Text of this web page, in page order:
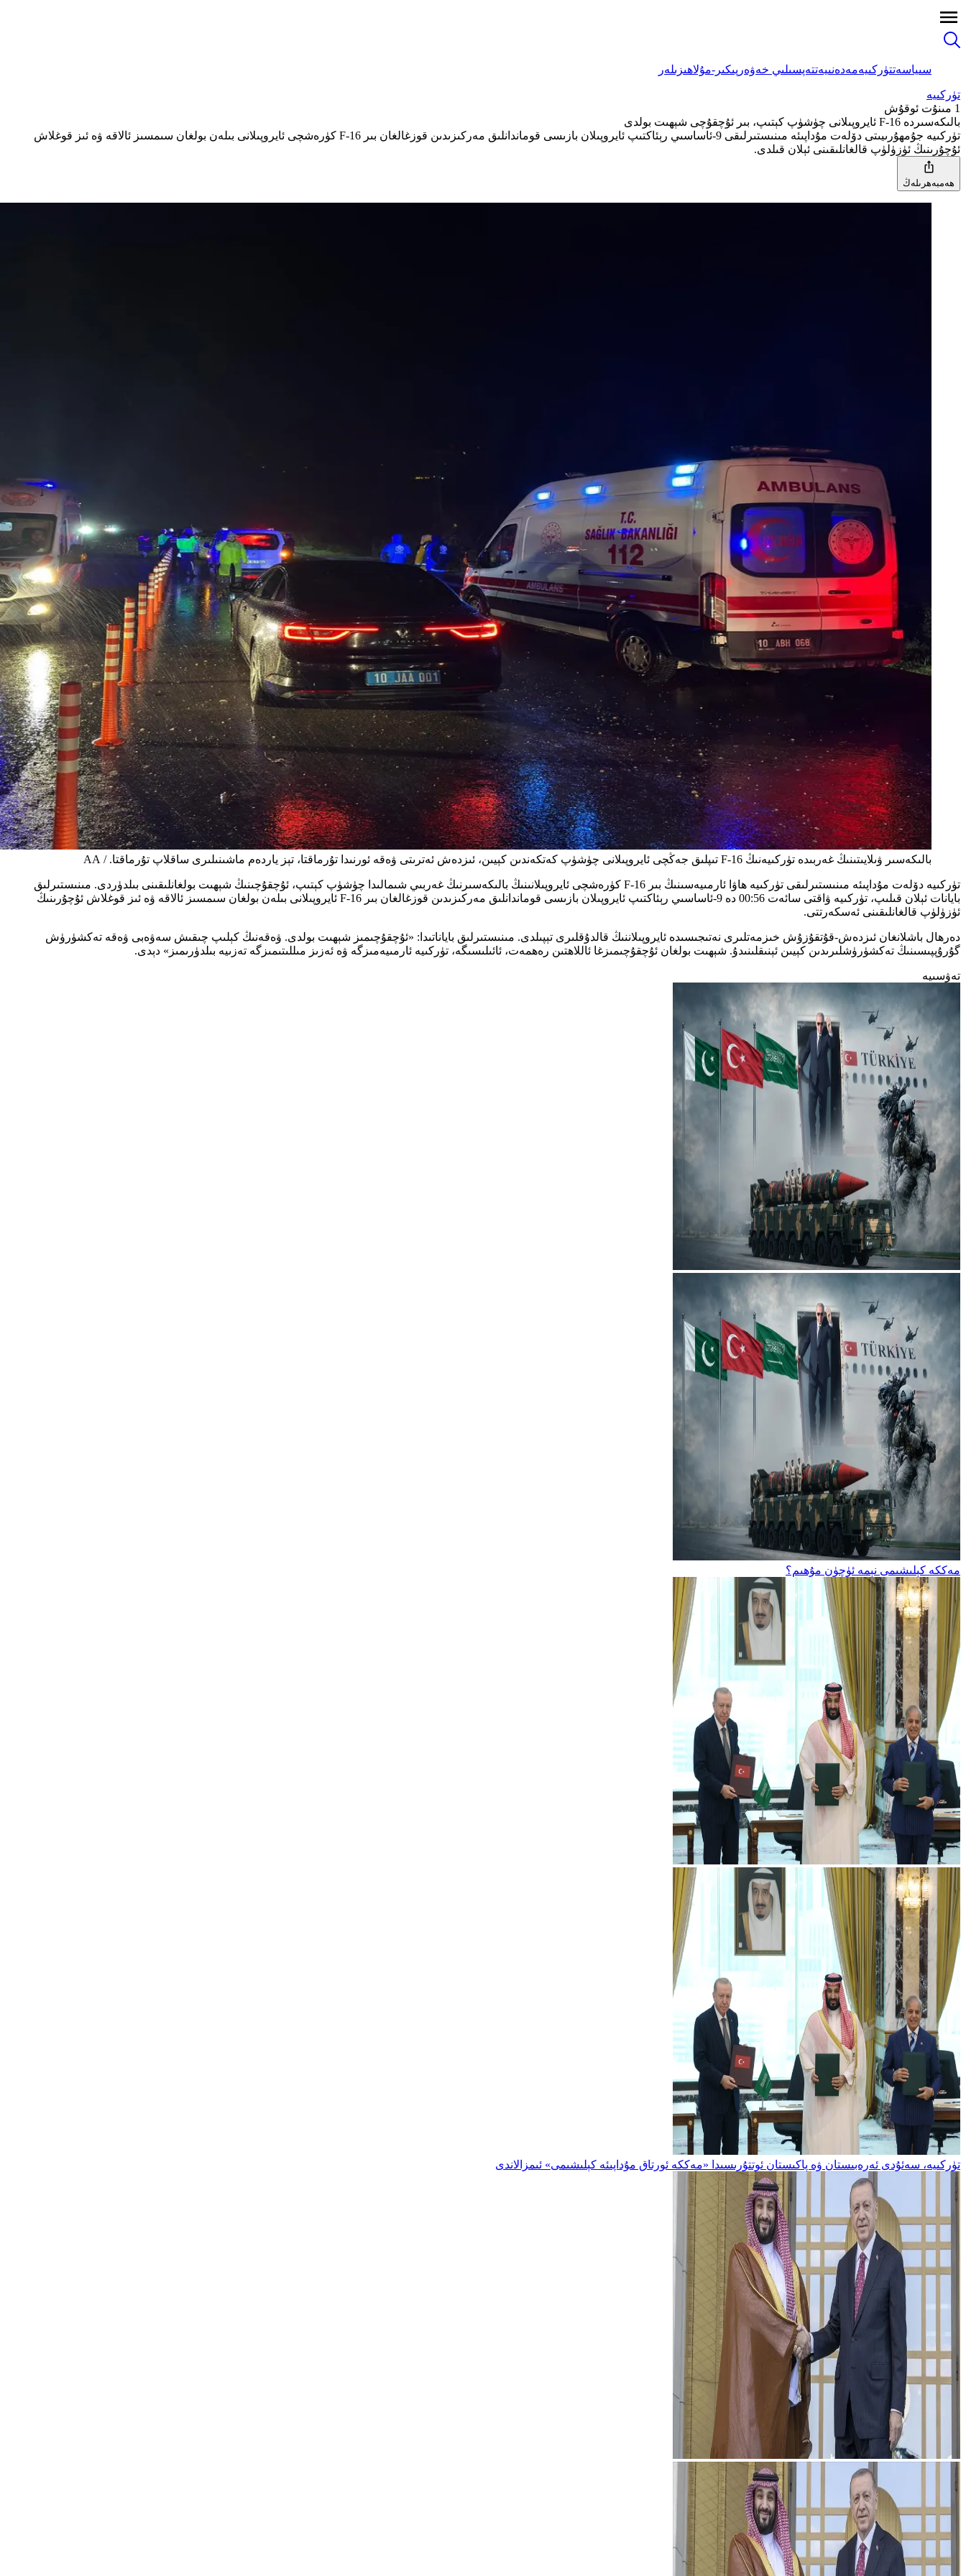
سىياسەتتۈركىيەمەدەنىيەتتەپسىلىي خەۋەر پىكىر-مۇلاھىزىلەر
تۈركىيە
1 مىنۇت ئوقۇش
بالىكەسىردە F-16 ئايروپىلانى چۈشۈپ كېتىپ، بىر ئۇچقۇچى شېھىت بولدى
تۈركىيە جۇمھۇرىيىتى دۆلەت مۇداپىئە مىنىستىرلىقى 9-ئاساسىي رېئاكتىپ ئايروپىلان بازىسى قوماندانلىق مەركىزىدىن قوزغالغان بىر F-16 كۈرەشچى ئايروپىلانى بىلەن بولغان سىمسىز ئالاقە ۋە ئىز قوغلاش
ئۇچۇرىنىڭ ئۈزۈلۈپ قالغانلىقىنى ئېلان قىلدى.
ھەمبەھرىلەڭ
بالىكەسىر ۋىلايىتىنىڭ غەربىدە تۈركىيەنىڭ F-16 تىپلىق جەڭچى ئايروپىلانى چۈشۈپ كەتكەندىن كېيىن، ئىزدەش ئەترىتى ۋەقە ئورنىدا تۇرماقتا، تېز ياردەم ماشىنىلىرى ساقلاپ تۇرماقتا. / AA
تۈركىيە دۆلەت مۇداپىئە مىنىستىرلىقى تۈركىيە ھاۋا ئارمىيەسىنىڭ بىر F-16 كۈرەشچى ئايروپىلانىنىڭ بالىكەسىرنىڭ غەربىي شىمالىدا چۈشۈپ كېتىپ، ئۇچقۇچىنىڭ شېھىت بولغانلىقىنى بىلدۈردى. مىنىستىرلىق
بايانات ئېلان قىلىپ، تۈركىيە ۋاقتى سائەت 00:56 دە 9-ئاساسىي رېئاكتىپ ئايروپىلان بازىسى قوماندانلىق مەركىزىدىن قوزغالغان بىر F-16 ئايروپىلانى بىلەن بولغان سىمسىز ئالاقە ۋە ئىز قوغلاش ئۇچۇرىنىڭ
ئۈزۈلۈپ قالغانلىقىنى ئەسكەرتتى.
دەرھال باشلانغان ئىزدەش-قۇتقۇزۇش خىزمەتلىرى نەتىجىسىدە ئايروپىلاننىڭ قالدۇقلىرى تېپىلدى. مىنىستىرلىق باياناتىدا: «ئۇچقۇچىمىز شېھىت بولدى. ۋەقەنىڭ كېلىپ چىقىش سەۋەبى ۋەقە تەكشۈرۈش
گۇرۇپپىسىنىڭ تەكشۈرۈشلىرىدىن كېيىن ئېنىقلىنىدۇ. شېھىت بولغان ئۇچقۇچىمىزغا ئاللاھتىن رەھمەت، ئائىلىسىگە، تۈركىيە ئارمىيەمىزگە ۋە ئەزىز مىللىتىمىزگە تەزىيە بىلدۈرىمىز» دېدى.
تەۋسىيە
مەككە كېلىشىمى نېمە ئۈچۈن مۇھىم؟
تۈركىيە، سەئۇدى ئەرەبىستان ۋە پاكىستان ئوتتۇرىسىدا «مەككە ئورتاق مۇداپىئە كېلىشىمى» ئىمزالاندى